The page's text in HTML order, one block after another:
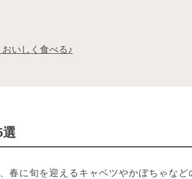
いしく食べる♪
春に旬を迎えるキャベツやかぼちゃなど